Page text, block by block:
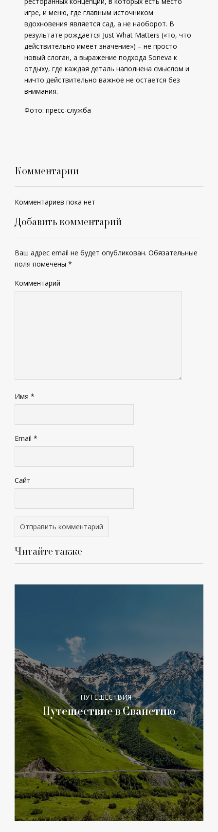
игре, и меню, где главным источником
вдохновения является сад, а не наоборот. В
результате рождается Just What Matters («то, что
действительно имеет значение») – не просто
новый слоган, а выражение подхода Soneva к
отдыху, где каждая деталь наполнена смыслом и
ничто действительно важное не остается без
внимания.
Фото: пресс-служба
Комментарии
Комментариев пока нет
Добавить комментарий
Ваш адрес email не будет опубликован. Обязательные
поля помечены *
Комментарий
Имя *
Email *
Сайт
Читайте также
ПУТЕШЕСТВИЯ
Путешествие в Сванетию